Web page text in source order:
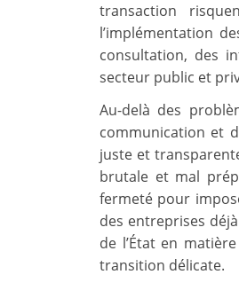
transaction
l’implémentation
consultation, des
secteur public et
Au-delà des
communication et
juste et
brutale et mal
fermeté pour
des entreprises
de l’État en
transition délicate.